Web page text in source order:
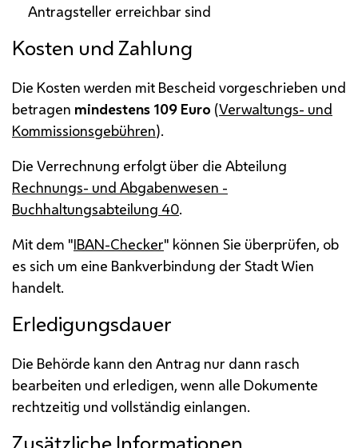
Antragsteller erreichbar sind
Kosten und Zahlung
Die Kosten werden mit Bescheid vorgeschrieben und
betragen mindestens 109 Euro (Verwaltungs- und
Kommissionsgebühren).
Die Verrechnung erfolgt über die Abteilung
Rechnungs- und Abgabenwesen -
Buchhaltungsabteilung 40.
Mit dem "IBAN-Checker" können Sie überprüfen, ob
es sich um eine Bankverbindung der Stadt Wien
handelt.
Erledigungsdauer
Die Behörde kann den Antrag nur dann rasch
bearbeiten und erledigen, wenn alle Dokumente
rechtzeitig und vollständig einlangen.